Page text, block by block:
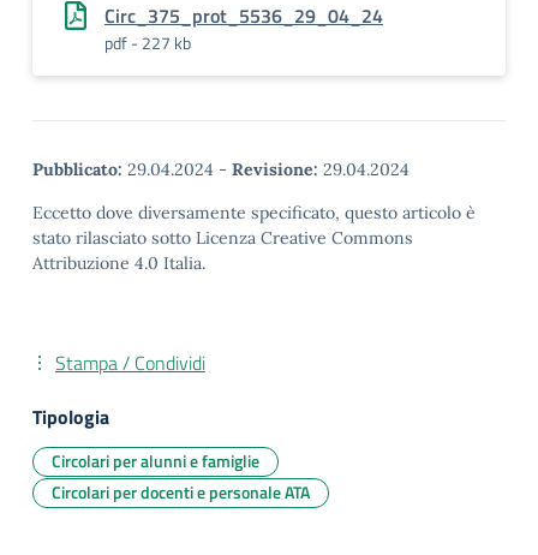
Circ_375_prot_5536_29_04_24
pdf - 227 kb
Pubblicato: 29.04.2024 - Revisione: 29.04.2024
Eccetto dove diversamente specificato, questo articolo è
stato rilasciato sotto Licenza Creative Commons
Attribuzione 4.0 Italia.
Stampa / Condividi
Tipologia
Circolari per alunni e famiglie
Circolari per docenti e personale ATA